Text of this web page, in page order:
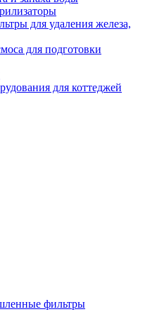
для удаления железа,
для подготовки
для коттеджей
фильтры